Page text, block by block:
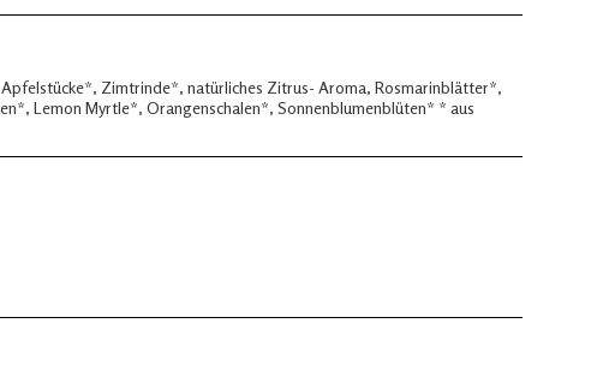
Zimtrinde*, natürliches Zitrus- Aroma, Rosmarinblätter*,
Lemon Myrtle*, Orangenschalen*, Sonnenblumenblüten* * aus